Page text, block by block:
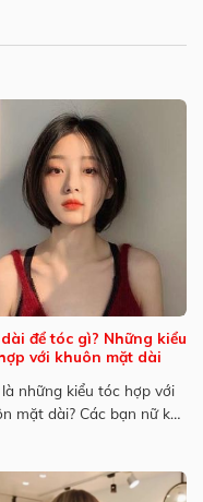
để tóc gì? Những kiểu
với khuôn mặt dài
những kiểu tóc hợp với
mặt dài? Các bạn nữ khi